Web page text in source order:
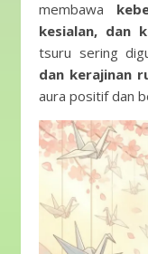
membawa
kesialan, dan
tsuru sering
dan kerajinan
aura positif dan